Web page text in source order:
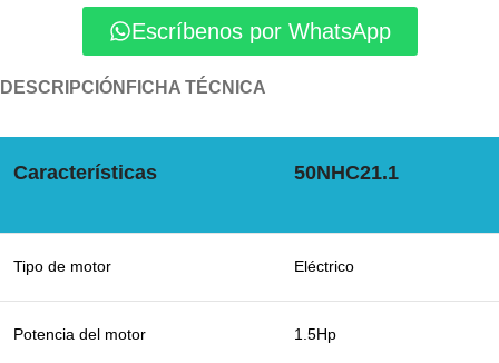
Escríbenos por WhatsApp
DESCRIPCIÓN FICHA TÉCNICA
Características 50NHC21.1
Tipo de motor Eléctrico
Potencia del motor 1.5Hp